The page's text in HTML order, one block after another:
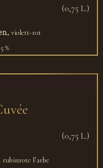
(0,75 L.)
violett-rot
%
(0,75 L.)
rubinrote Farbe